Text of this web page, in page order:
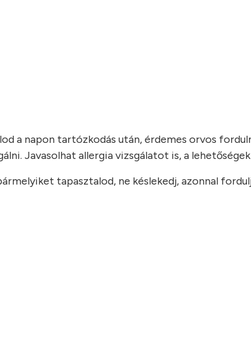
a napon tartózkodás után, érdemes orvos
Javasolhat allergia vizsgálatot is, a
tapasztalod, ne késlekedj, azonnal